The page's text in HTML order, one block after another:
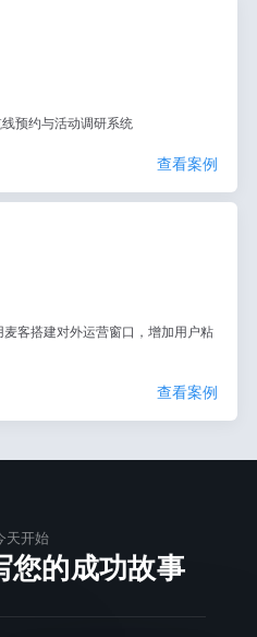
预约与活动调研系统
查看案例
客搭建对外运营窗口，增加用户粘
查看案例
天开始
您的成功故事